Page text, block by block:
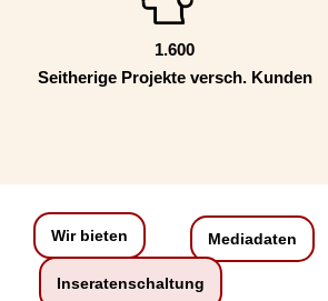
1.600
Seitherige Projekte versch. Kunden
Wir bieten Mediadaten
Inseratenschaltung